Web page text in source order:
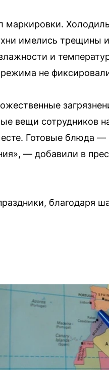
маркировки.
имелись трещины
и
не
вещи сотрудников
Готовые блюда —
— добавили в
благодаря